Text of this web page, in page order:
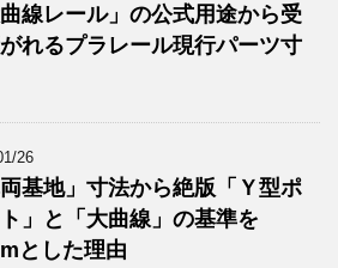
曲線レール」の公式用途から受
れるプラレール現行パーツ寸
26
両基地」寸法から絶版「Ｙ型ポ
」と「大曲線」の基準を
とした理由